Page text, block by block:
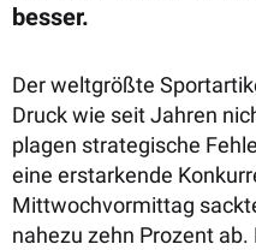
besser.
Der weltgrößte
Druck wie seit Jahren
plagen strategische
eine erstarkende
Mittwochvormittag
nahezu zehn Prozent